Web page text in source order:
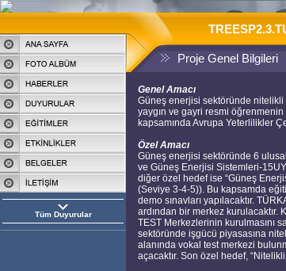
Tüm Duyurular
Proje Genel Bilgileri
Genel Amacı
Güneş enerjisi sektöründe nitelikli
yaygın ve gayri resmi
kapsamında Avrupa Yeterlilikler
Özel Amacı
Güneş enerjisi sektöründe 6
ve Güneş Enerjisi Sistemleri-
diğer özel hedef ise “Güneş
(Seviye 3-4-5)). Bu kapsamda
demo sınavları yapılacaktır.
ardından bir merkez kurulacaktır.
TEST Merkezlerinin kurulmasını
sektöründe işgücü piyasasına
alanında vokal test merkezi
açacaktır. Son özel hedef, “Nitelikli